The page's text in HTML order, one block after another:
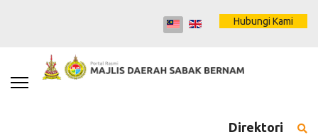
Hubungi Kami
Direktori